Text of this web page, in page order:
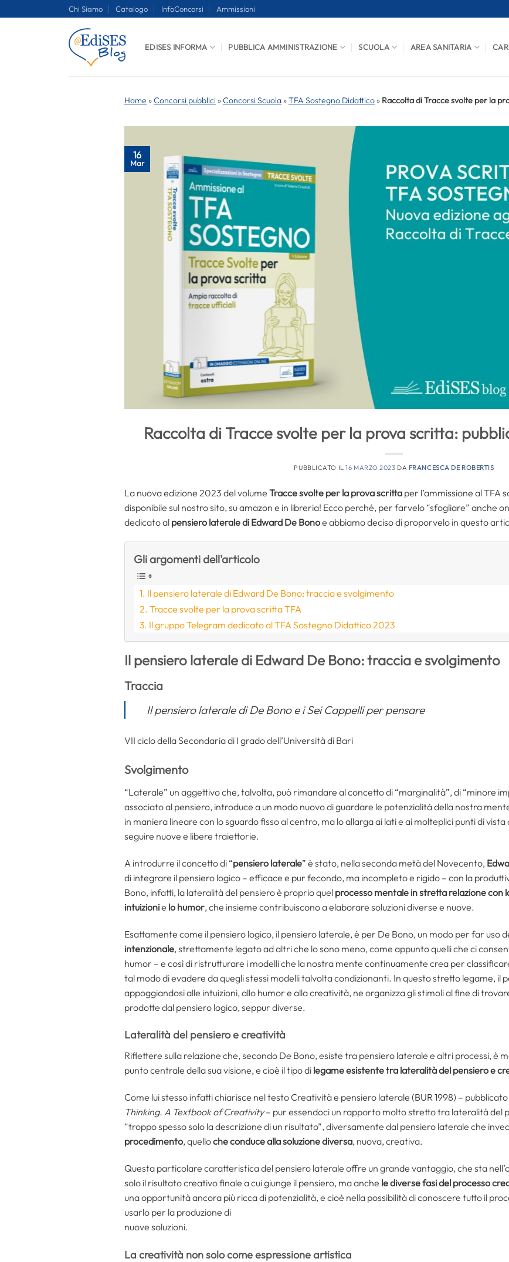
Chi Siamo Catalogo InfoConcorsi Ammissioni
EDISES INFORMA PUBBLICA AMMINISTRAZIONE SCUOLA AREA SANITARIA
Home »Concorsi pubblici »Concorsi Scuola »TFA Sostegno Didattico » Raccolta di Tracce svolte per la
16
Mar
Raccolta di Tracce svolte per la prova scritta:
PUBBLICATO IL16 MARZO 2023 DA FRANCESCA DE ROBERTIS
La nuova edizione 2023 del volume Tracce svolte per la prova scritta per l’ammissione al TFA
disponibile sul nostro sito, su amazon e in libreria! Ecco perché, per farvelo “sfogliare” anche
dedicato al pensiero laterale di Edward De Bonoe abbiamo deciso di proporvelo in questo
Gli argomenti dell'articolo
Il pensiero laterale di Edward De Bono: traccia e svolgimento
Tracce svolte per la prova scritta TFA
Il gruppo Telegram dedicato al TFA Sostegno Didattico 2023
Il pensiero laterale di Edward De Bono: traccia e svolgimento
Traccia
Il pensiero laterale di De Bono e i Sei Cappelli per pensare
VII ciclo della Secondaria di I grado dell’Università di Bari
Svolgimento
“Laterale” un aggettivo che, talvolta, può rimandare al concetto di “marginalità”, di “minore
associato al pensiero, introduce a un modo nuovo di guardare le potenzialità della nostra
in maniera lineare con lo sguardo fisso al centro, ma lo allarga ai lati e ai molteplici punti di
seguire nuove e libere traiettorie.
A introdurre il concetto di “pensiero laterale” è stato, nella seconda metà del Novecento,
di integrare il pensiero logico – efficace e pur fecondo, ma incompleto e rigido – con la
Bono, infatti, la lateralità del pensiero è proprio quel processo mentale in stretta relazione con
intuizionie lo humor, che insieme contribuiscono a elaborare soluzioni diverse e nuove.
Esattamente come il pensiero logico, il pensiero laterale, è per De Bono, un modo per far uso
intenzionale, strettamente legato ad altri che lo sono meno, come appunto quelli che ci
humor – e così di ristrutturare i modelli che la nostra mente continuamente crea per
tal modo di evadere da quegli stessi modelli talvolta condizionanti. In questo stretto legame, il
appoggiandosi alle intuizioni, allo humor e alla creatività, ne organizza gli stimoli al fine di
prodotte dal pensiero logico, seppur diverse.
Lateralità del pensiero e creatività
Riflettere sulla relazione che, secondo De Bono, esiste tra pensiero laterale e altri processi, è
punto centrale della sua visione, e cioè il tipo di legame esistente tra lateralità del pensiero e
Come lui stesso infatti chiarisce nel testo Creatività e pensiero laterale (BUR 1998) –
Thinking. A Textbook of Creativity– pur essendoci un rapporto molto stretto tra lateralità del
“troppo spesso solo la descrizione di un risultato”, diversamente dal pensiero laterale che
procedimento, quelloche conduce alla soluzione diversa, nuova, creativa.
Questa particolare caratteristica del pensiero laterale offre un grande vantaggio, che sta
solo il risultato creativo finale a cui giunge il pensiero, ma anche le diverse fasi del processo
una opportunità ancora più ricca di potenzialità, e cioè nella possibilità di conoscere tutto il
usarlo per la produzione di
nuove soluzioni.
La creatività non solo come espressione artistica